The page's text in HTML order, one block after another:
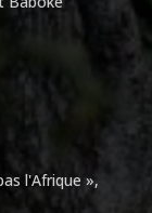
l'Afrique »,